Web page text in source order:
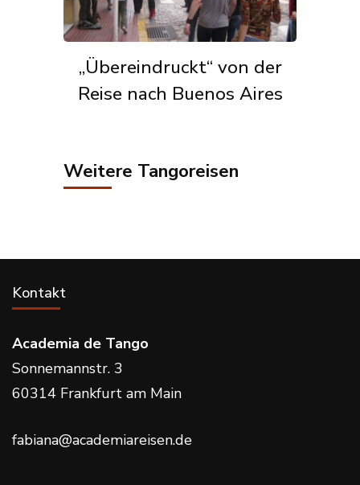
„Übereindruckt“ von der
Reise nach Buenos Aires
Weitere Tangoreisen
Kontakt
Academia de Tango
Sonnemannstr. 3
60314 Frankfurt am Main
fabiana@academiareisen.de